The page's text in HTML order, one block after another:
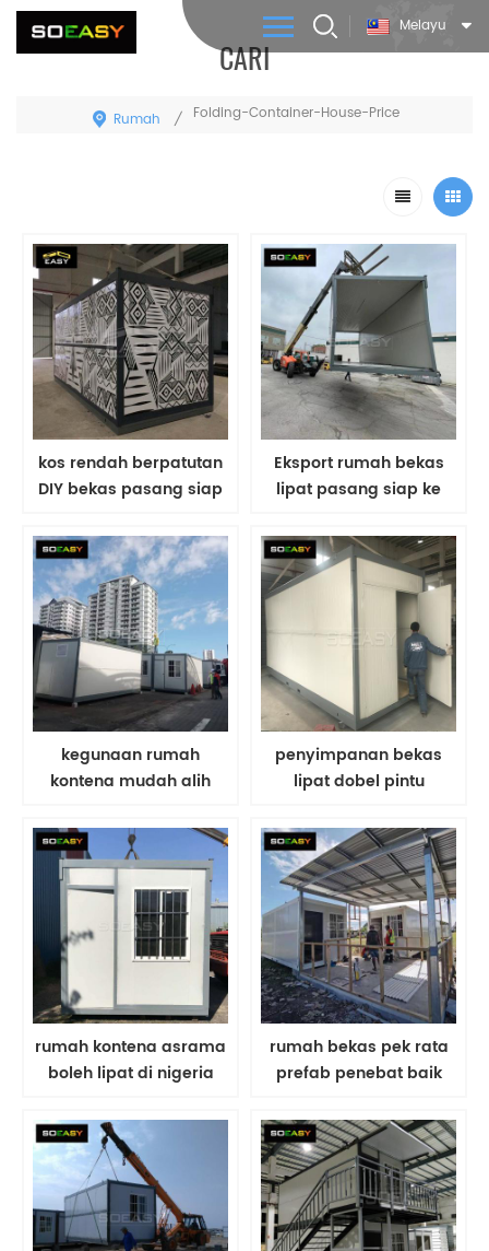
Melayu
CARI
Rumah / Folding-Container-House-Price
kos rendah berpatutan
DIY bekas pasang siap
Eksport rumah bekas
lipat pasang siap ke
memunggah
kegunaan rumah
kontena mudah alih
kakitangan dan rumah
penyimpanan bekas
lipat dobel pintu
cepat untuk dibina
rumah kontena asrama
boleh lipat di nigeria
rumah bekas pek rata
prefab penebat baik
africa selatan